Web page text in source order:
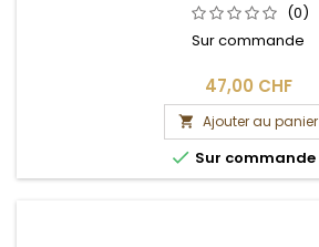
(0)
Sur commande
47,00 CHF
 Ajouter au panier
 Sur commande